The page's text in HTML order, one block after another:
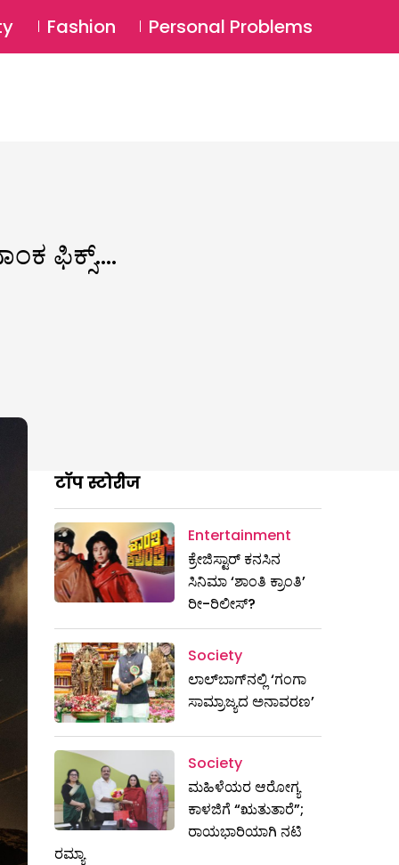
Login ⚲
Fashion Personal Problems
ಫಿಕ್ಸ್….
टॉप स्टोरीज
Entertainment
ಕ್ರೇಜಿಸ್ಟಾರ್ ಕನಸಿನ
ಸಿನಿಮಾ ‘ಶಾಂತಿ ಕ್ರಾಂತಿ’
ರೀ-ರಿಲೀಸ್?
Society
ಲಾಲ್‌ಬಾಗ್‌ನಲ್ಲಿ ‘ಗಂಗಾ
ಸಾಮ್ರಾಜ್ಯದ ಅನಾವರಣ’
Society
ಮಹಿಳೆಯರ ಆರೋಗ್ಯ
ಕಾಳಜಿಗೆ “ಋತುತಾರೆ”;
ರಾಯಭಾರಿಯಾಗಿ ನಟಿ
ರಮ್ಯಾ